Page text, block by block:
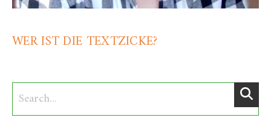
WER IST DIE TEXTZICKE?